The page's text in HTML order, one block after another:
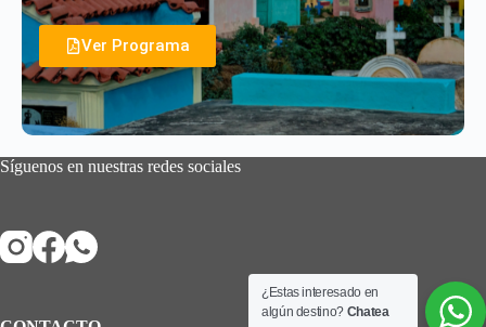
Ver Programa
Síguenos en nuestras redes sociales
¿Estas interesado en
algún destino? Chatea